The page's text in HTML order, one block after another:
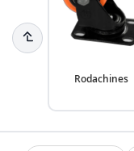
Rodachines